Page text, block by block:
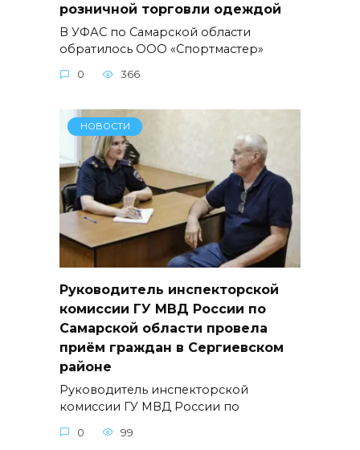
розничной торговли одеждой
В УФАС по Самарской области
обратилось ООО «Спортмастер»
0 366
НОВОСТИ
Руководитель инспекторской
комиссии ГУ МВД России по
Самарской области провела
приём граждан в Сергиевском
районе
Руководитель инспекторской
комиссии ГУ МВД России по
0 99